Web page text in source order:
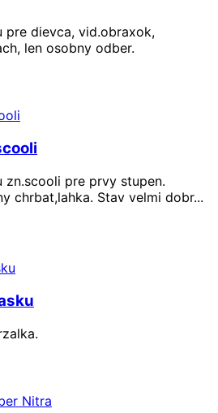
pre dievca, vid.obraxok,
len osobny odber.
zn.scooli pre prvy stupen.
chrbat,lahka. Stav velmi dobr...